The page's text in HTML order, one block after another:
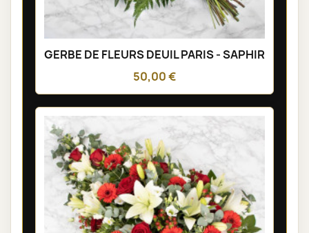
GERBE DE FLEURS DEUIL PARIS - SAPHIR
50,00 €